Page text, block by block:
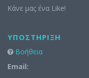
Κάνε μας ένα Like!
ΥΠΟΣΤΉΡΙΞΗ
Βοήθεια
Email: